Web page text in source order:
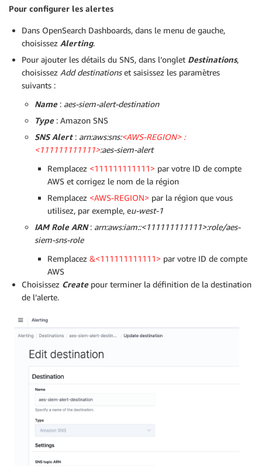
Pour configurer les alertes
Dans OpenSearch Dashboards, dans le menu de gauche,
choisissez Alerting.
Pour ajouter les détails du SNS, dans l’onglet Destinations,
choisissez Add destinationset saisissez les paramètres
suivants :
Name: aes-siem-alert-destination
Type: Amazon SNS
SNS Alert: arn:aws:sns:<AWS-REGION> :
<111111111111>:aes-siem-alert
Remplacez <111111111111> par votre ID de compte
AWS et corrigez le nom de la région
Remplacez <AWS-REGION> par la région que vous
utilisez, par exemple, eu-west-1
IAM Role ARN: arn:aws:iam::<111111111111>:role/aes-
siem-sns-role
Remplacez &<111111111111> par votre ID de compte
AWS
Choisissez Createpour terminer la définition de la destination
de l’alerte.